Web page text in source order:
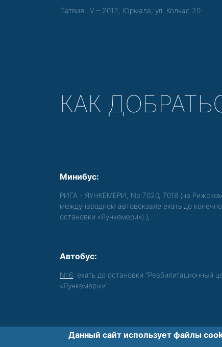
Латвия LV – 2012, Юрмала, ул. Колкас 20
КАК
Минибус:
РИГА - ЯУНКЕМЕРИ, Nр.7020, 7018 (на Рижском
международном автовокзале ехать до
остановки «Яункемери») );
Автобус:
Nr.6 , ехать до остановки "Реабилитационный
«Яункемеры»".
Обеспечиваем доступность среды
Данный сайт использует файлы